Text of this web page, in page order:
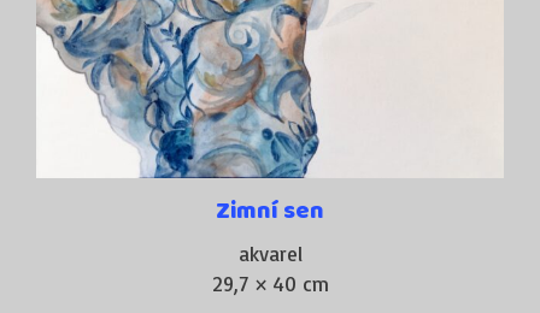
Zimní sen
akvarel
29,7 × 40 cm